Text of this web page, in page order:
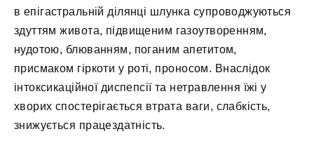
в епігастральній ділянці шлунка супроводжуються
здуттям живота, підвищеним газоутворенням,
нудотою, блюванням, поганим апетитом,
присмаком гіркоти у роті, проносом. Внаслідок
інтоксикаційної диспепсії та нетравлення їжі у
хворих спостерігається втрата ваги, слабкість,
знижується працездатність.